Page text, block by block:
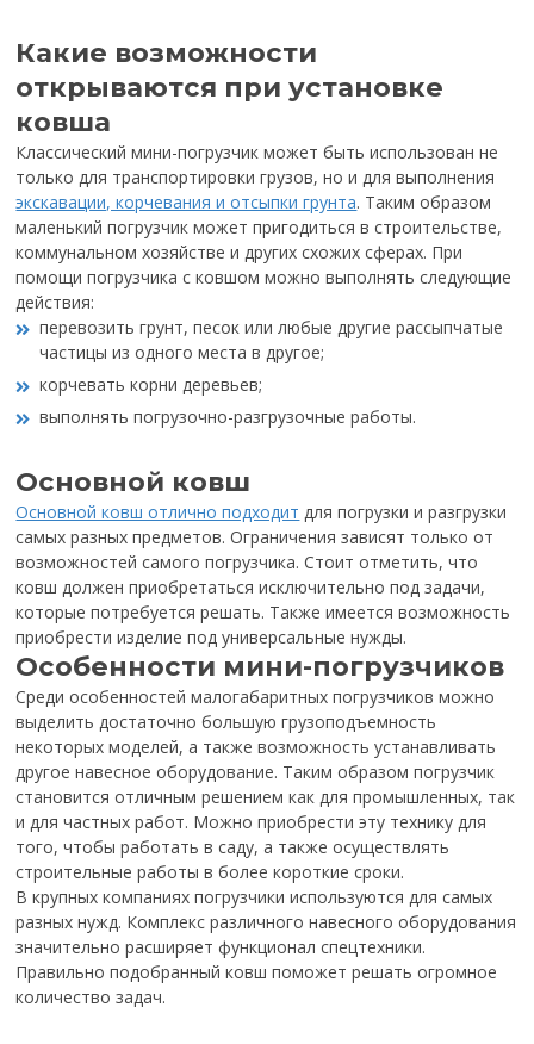
Какие возможности
открываются при установке
ковша
Классический мини-погрузчик может быть использован не
только для транспортировки грузов, но и для выполнения
экскавации, корчевания и отсыпки грунта. Таким образом
маленький погрузчик может пригодиться в строительстве,
коммунальном хозяйстве и других схожих сферах. При
помощи погрузчика с ковшом можно выполнять следующие
действия:
перевозить грунт, песок или любые другие рассыпчатые
частицы из одного места в другое;
корчевать корни деревьев;
выполнять погрузочно-разгрузочные работы.
Основной ковш
Основной ковш отлично подходит для погрузки и разгрузки
самых разных предметов. Ограничения зависят только от
возможностей самого погрузчика. Стоит отметить, что
ковш должен приобретаться исключительно под задачи,
которые потребуется решать. Также имеется возможность
приобрести изделие под универсальные нужды.
Особенности мини-погрузчиков
Среди особенностей малогабаритных погрузчиков можно
выделить достаточно большую грузоподъемность
некоторых моделей, а также возможность устанавливать
другое навесное оборудование. Таким образом погрузчик
становится отличным решением как для промышленных, так
и для частных работ. Можно приобрести эту технику для
того, чтобы работать в саду, а также осуществлять
строительные работы в более короткие сроки.
В крупных компаниях погрузчики используются для самых
разных нужд. Комплекс различного навесного оборудования
значительно расширяет функционал спецтехники.
Правильно подобранный ковш поможет решать огромное
количество задач.